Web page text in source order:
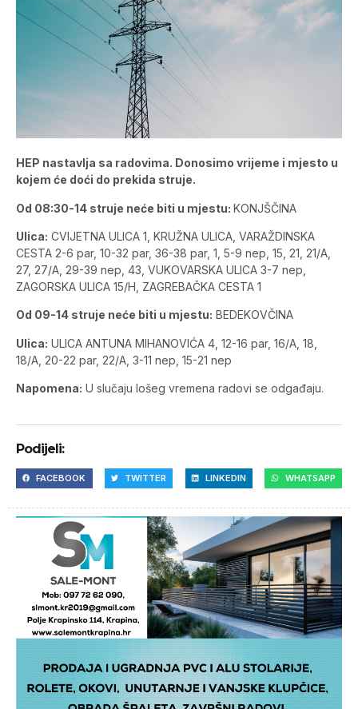
HEP nastavlja sa radovima. Donosimo vrijeme i mjesto u
kojem će doći do prekida struje.
Od 08:30-14 struje neće biti u mjestu: KONJŠČINA
Ulica: CVIJETNA ULICA 1, KRUŽNA ULICA, VARAŽDINSKA
CESTA 2-6 par, 10-32 par, 36-38 par, 1, 5-9 nep, 15, 21, 21/A,
27, 27/A, 29-39 nep, 43, VUKOVARSKA ULICA 3-7 nep,
ZAGORSKA ULICA 15/H, ZAGREBAČKA CESTA 1
Od 09-14 struje neće biti u mjestu: BEDEKOVČINA
Ulica: ULICA ANTUNA MIHANOVIĆA 4, 12-16 par, 16/A, 18,
18/A, 20-22 par, 22/A, 3-11 nep, 15-21 nep
Napomena: U slučaju lošeg vremena radovi se odgađaju.
Podijeli:
FACEBOOK TWITTER LINKEDIN WHATSAPP